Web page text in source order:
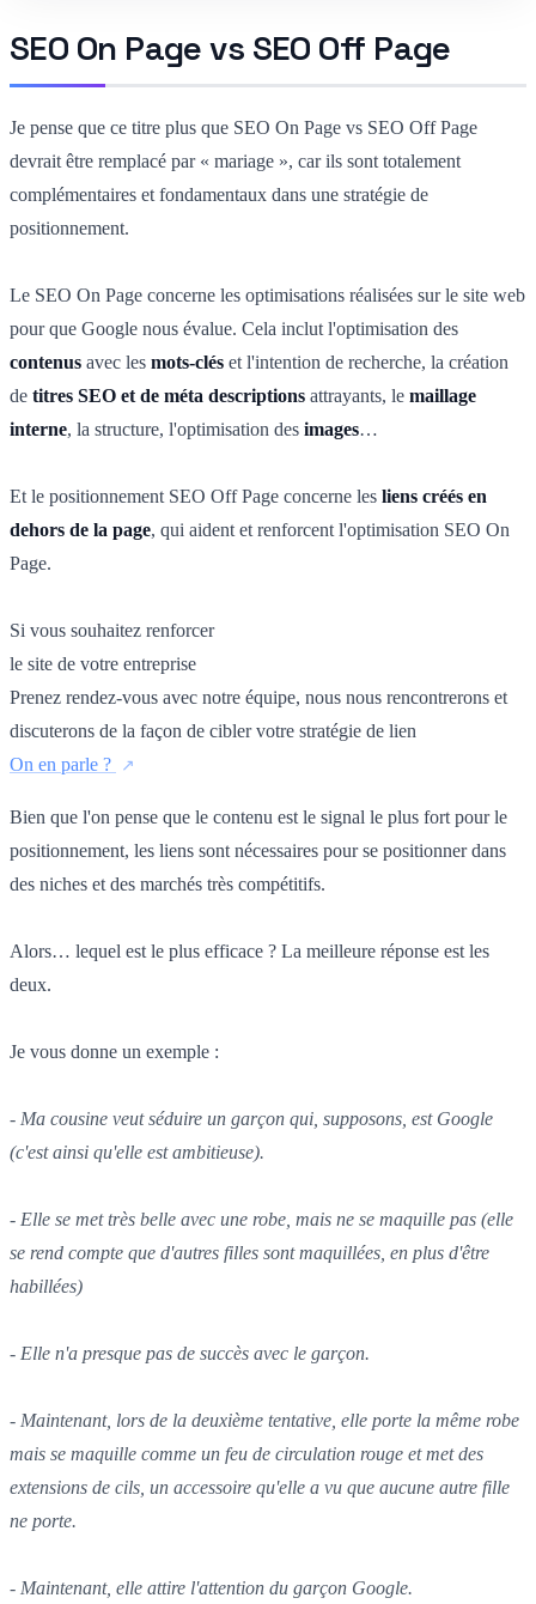
SEO On Page vs SEO Off Page
Je pense que ce titre plus que SEO On Page vs SEO Off Page
devrait être remplacé par « mariage », car ils sont totalement
complémentaires et fondamentaux dans une stratégie de
positionnement.
Le SEO On Page concerne les optimisations réalisées sur le site web
pour que Google nous évalue. Cela inclut l'optimisation des
contenus avec les mots-clés et l'intention de recherche, la création
de titres SEO et de méta descriptions attrayants, le maillage
interne, la structure, l'optimisation des images…
Et le positionnement SEO Off Page concerne les liens créés en
dehors de la page, qui aident et renforcent l'optimisation SEO On
Page.
Si vous souhaitez renforcer
le site de votre entreprise
Prenez rendez-vous avec notre équipe, nous nous rencontrerons et
discuterons de la façon de cibler votre stratégie de lien
On en parle ?
Bien que l'on pense que le contenu est le signal le plus fort pour le
positionnement, les liens sont nécessaires pour se positionner dans
des niches et des marchés très compétitifs.
Alors… lequel est le plus efficace ? La meilleure réponse est les
deux.
Je vous donne un exemple :
- Ma cousine veut séduire un garçon qui, supposons, est Google
(c'est ainsi qu'elle est ambitieuse).
- Elle se met très belle avec une robe, mais ne se maquille pas (elle
se rend compte que d'autres filles sont maquillées, en plus d'être
habillées)
- Elle n'a presque pas de succès avec le garçon.
- Maintenant, lors de la deuxième tentative, elle porte la même robe
mais se maquille comme un feu de circulation rouge et met des
extensions de cils, un accessoire qu'elle a vu que aucune autre fille
ne porte.
- Maintenant, elle attire l'attention du garçon Google.